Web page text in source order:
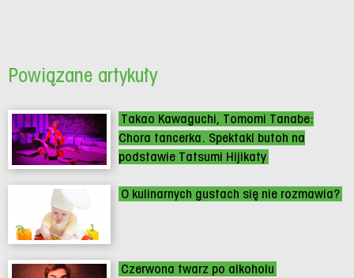
Powiązane artykuły
Takao Kawaguchi, Tomomi Tanabe:
Chora tancerka. Spektakl butoh na
podstawie Tatsumi Hijikaty
O kulinarnych gustach się nie rozmawia?
Czerwona twarz po alkoholu